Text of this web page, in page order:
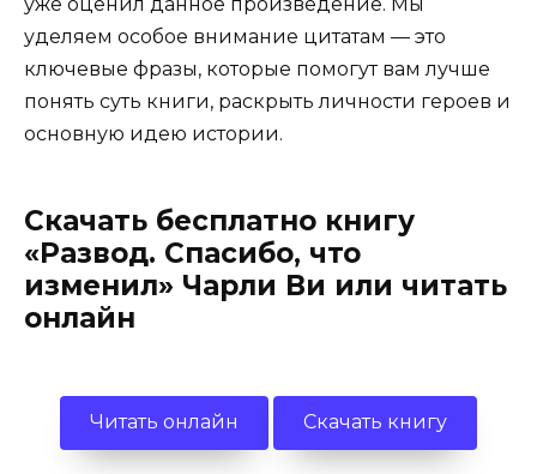
уже оценил данное произведение. Мы
уделяем особое внимание цитатам — это
ключевые фразы, которые помогут вам лучше
понять суть книги, раскрыть личности героев и
основную идею истории.
Скачать бесплатно книгу
«Развод. Спасибо, что
изменил» Чарли Ви или читать
онлайн
Читать онлайн Скачать книгу